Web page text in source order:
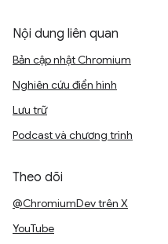
Nội dung liên quan
Bản cập nhật Chromium
Nghiên cứu điển hình
Lưu trữ
Podcast và chương trình
Theo dõi
@ChromiumDev trên X
YouTube